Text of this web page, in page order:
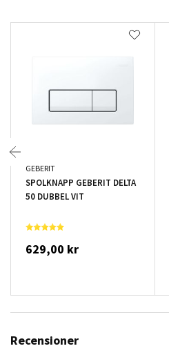
GEBERIT
SPOLKNAPP GEBERIT DELTA
50 DUBBEL VIT
629,00 kr
Recensioner